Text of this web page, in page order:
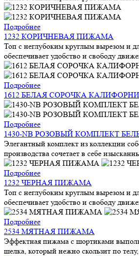
Подробнее
1232 КОРИЧНЕВАЯ ПИЖАМА
Топ с неглубоким круглым вырезом и
обеспечивает удобство и свободу
Подробнее
1612 БЕЛАЯ СОРОЧКА
Подробнее
1430-NB РОЗОВЫЙ КОМПЛЕКТ
Элегантный комплект из коллекции
производства сочетает в себе
Подробнее
1232 ЧЕРНАЯ ПИЖАМА
Топ с неглубоким круглым вырезом и
обеспечивает удобство и свободу
Подробнее
2534 МЯТНАЯ ПИЖАМА
Эффектная пижама с шортиками
шелка, который нежно скользит по телу,